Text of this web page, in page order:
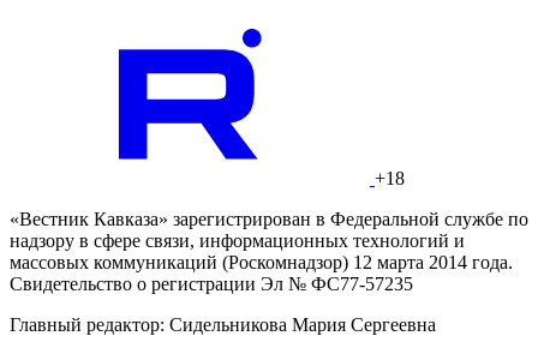
+18
«Вестник Кавказа» зарегистрирован в Федеральной службе по
надзору в сфере связи, информационных технологий и
массовых коммуникаций (Роскомнадзор) 12 марта 2014 года.
Свидетельство о регистрации Эл № ФС77-57235
Главный редактор: Сидельникова Мария Сергеевна